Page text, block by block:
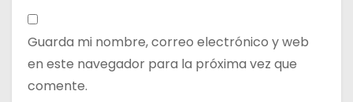
Guarda mi nombre, correo electrónico y web
en este navegador para la próxima vez que
comente.